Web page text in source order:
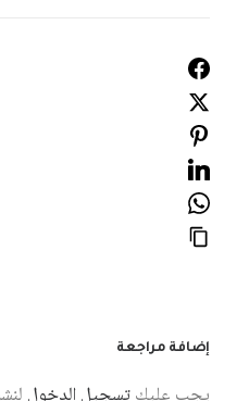
دورة
في
منهجيات
إعداد
البحوث
إضافة مراجعة